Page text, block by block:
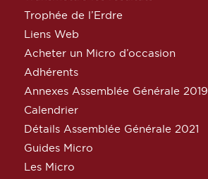
Trophée de l’Erdre
Liens Web
Acheter un Micro d’occasion
Adhérents
Annexes Assemblée Générale 2019
Calendrier
Détails Assemblée Générale 2021
Guides Micro
Les Micro